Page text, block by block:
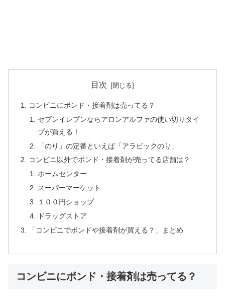
目次
コンビニにボンド・接着剤は売ってる？
セブンイレブンならアロンアルファの使い切りタイ
プが買える！
「のり」の定番といえば「アラビックのり」
コンビニ以外でボンド・接着剤が売ってる店舗は？
ホームセンター
スーパーマーケット
１００円ショップ
ドラッグストア
「コンビニでボンドや接着剤が買える？」まとめ
コンビニにボンド・接着剤は売ってる？